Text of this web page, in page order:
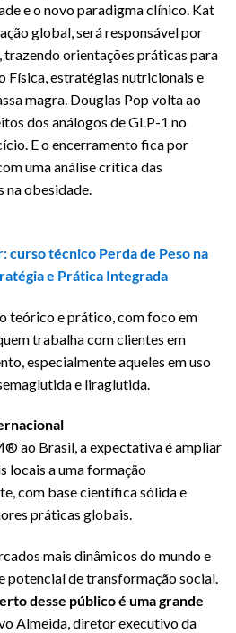
e o novo paradigma clínico. Kat
global, será responsável por
orientações práticas para
Física, estratégias nutricionais e
magra. Douglas Pop volta ao
dos análogos de GLP-1 no
E o encerramento fica por
uma análise crítica das
na obesidade.
curso técnico Perda de Peso na
e Prática Integrada
teórico e prático, com foco em
trabalha com clientes em
especialmente aqueles em uso
e liraglutida.
ao Brasil, a expectativa é ampliar
locais a uma formação
com base científica sólida e
práticas globais.
mais dinâmicos do mundo e
potencial de transformação social.
desse público é uma grande
Almeida, diretor executivo da